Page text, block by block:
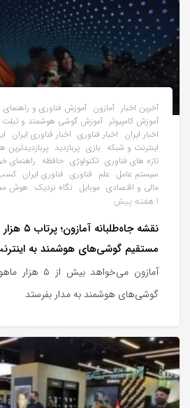
آخرین اخبار آمازون آموزش فناوری و راهنمای
آموزش کامپیوتر آموزش گوشی هوشمند و تبلت
اخبار ایران اخبار فناوری اخبار فناوری ایران
اینترنت و شبکه بازی پربازدید پربازدیدترین
تازه های فناوری تکنولوژی حافظه راهنمای
سیستم عامل علم فناوری فناوری ایران کسب
مالی و اقتصادی موبایل نگاه نزدیک هوش
1 هفته پیش
نقشه
مستقیم گوشی‌های هوشمند به
آمازون
گوشی‌های هوشمند به مدار بفرستد